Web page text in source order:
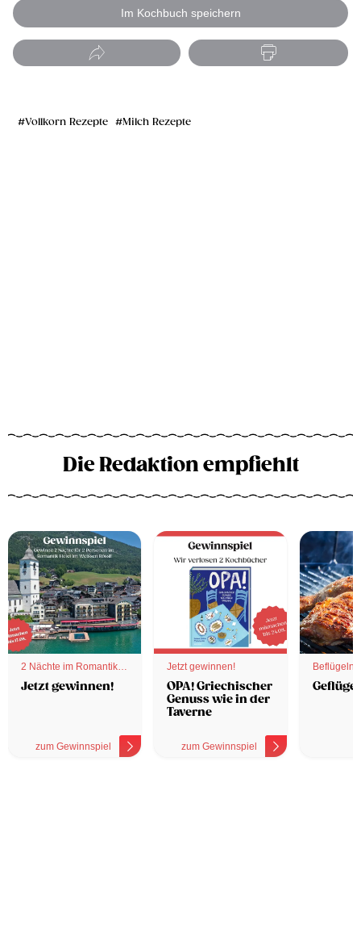
Im Kochbuch speichern
Vollkorn Rezepte Milch Rezepte
Die Redaktion empfiehlt
2 Nächte im Romantik
Hotel
Jetzt gewinnen!
zum Gewinnspiel
Jetzt gewinnen!
OPA! Griechischer
Genuss wie in der
Taverne
zum Gewinnspiel